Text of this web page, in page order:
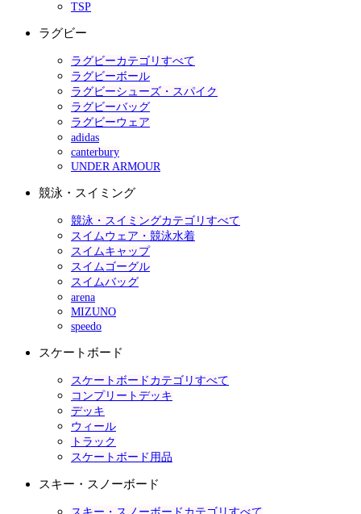
TSP
ラグビー
ラグビーカテゴリすべて
ラグビーボール
ラグビーシューズ・スパイク
ラグビーバッグ
ラグビーウェア
adidas
canterbury
UNDER ARMOUR
競泳・スイミング
競泳・スイミングカテゴリすべて
スイムウェア・競泳水着
スイムキャップ
スイムゴーグル
スイムバッグ
arena
MIZUNO
speedo
スケートボード
スケートボードカテゴリすべて
コンプリートデッキ
デッキ
ウィール
トラック
スケートボード用品
スキー・スノーボード